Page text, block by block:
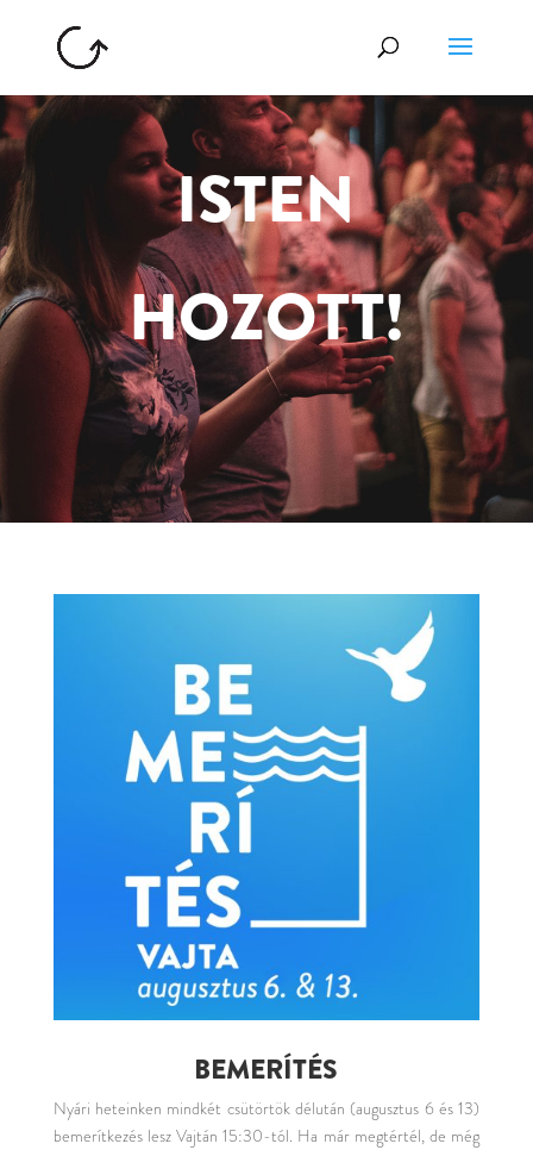
ISTEN
HOZOTT!
BEMERÍTÉS
Nyári heteinken mindkét csütörtök délután (augusztus 6 és 13)
bemerítkezés lesz Vajtán 15:30-tól. Ha már megtértél, de még